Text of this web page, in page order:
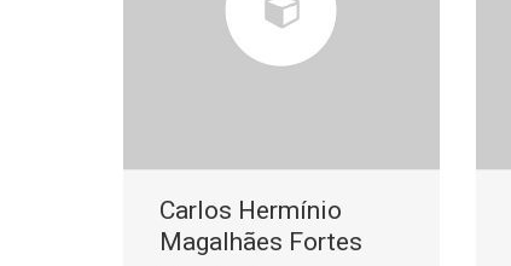
Carlos Hermínio
Magalhães Fortes